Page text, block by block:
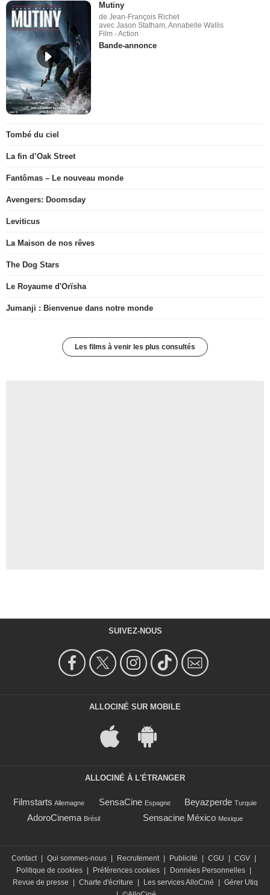
Mutiny
de Jean-François Richet
avec Jason Statham, Annabelle Wallis
Film - Action
Bande-annonce
Tombé du ciel
La fin d’Oak Street
Fantômas – Le nouveau monde
Avengers: Doomsday
Leviticus
La Maison de nos rêves
The Dog Stars
Le Royaume d'Orïsha
Jumanji : Bienvenue dans notre monde
Les films à venir les plus consultés
SUIVEZ-NOUS
ALLOCINÉ SUR MOBILE
ALLOCINÉ À L'ÉTRANGER
Filmstarts Allemagne SensaCine Espagne Beyazperde Turquie
AdoroCinema Brésil Sensacine México Mexique
Contact | Qui sommes-nous | Recrutement | Publicité | CGU | CGV |
Politique de cookies | Préférences cookies | Données Personnelles |
Revue de presse
| Charte d'écriture | Les services AlloCiné | Gérer Utiq